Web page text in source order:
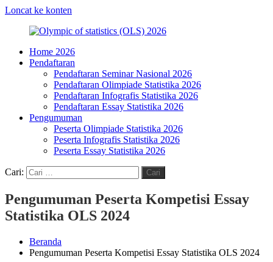
Loncat ke konten
Olympic
HMJ
Home 2026
Pendaftaran
Pendaftaran Seminar Nasional 2026
Pendaftaran Olimpiade Statistika 2026
Pendaftaran Infografis Statistika 2026
Pendaftaran Essay Statistika 2026
Pengumuman
Peserta Olimpiade Statistika 2026
Peserta Infografis Statistika 2026
Peserta Essay Statistika 2026
Cari: Cari
Pengumuman Peserta Kompetisi Essay
Statistika OLS 2024
Beranda
Pengumuman Peserta Kompetisi Essay Statistika OLS 2024